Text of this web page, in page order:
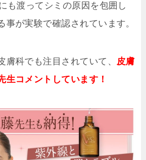
も渡ってシミの原因を包囲し
事が実験で確認されています。
膚科でも注目されていて、 皮膚
生コメントしています！